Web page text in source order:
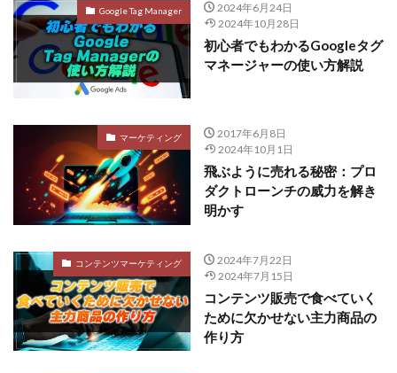
Google Tag Manager
2024年6月24日
2024年10月28日
初心者でもわかるGoogleタグ
マネージャーの使い方解説
マーケティング
2017年6月8日
2024年10月1日
飛ぶように売れる秘密：プロ
ダクトローンチの威力を解き
明かす
コンテンツマーケティング
2024年7月22日
2024年7月15日
コンテンツ販売で食べていく
ために欠かせない主力商品の
作り方